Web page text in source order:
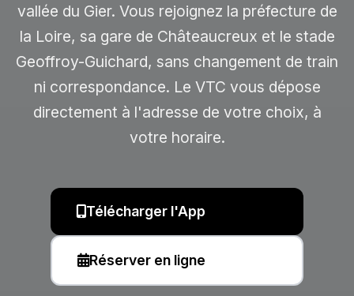
vallée du Gier. Vous rejoignez la préfecture de
la Loire, sa gare de Châteaucreux et le stade
Geoffroy-Guichard, sans changement de train
ni correspondance. Le VTC vous dépose
directement à l'adresse de votre choix, à
votre horaire.
Télécharger l'App
Réserver en ligne